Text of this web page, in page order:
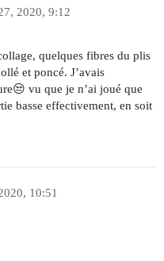
2020, 9:12
quelques fibres du plis
et poncé. J’avais
vu que je n’ai joué que
basse effectivement, en soit
10:51